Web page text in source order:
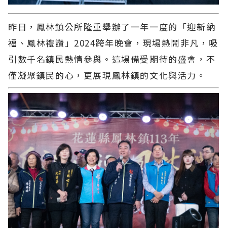
昨日，鳳林鎮公所隆重舉辦了一年一度的「迎新納
福、鳳林禮讚」2024跨年晚會，現場熱鬧非凡，吸
引數千名鎮民熱情參與。這場備受期待的盛會，不
僅凝聚鎮民的心，更展現鳳林鎮的文化與活力。